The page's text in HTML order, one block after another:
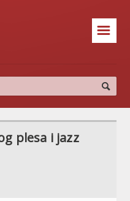
☰
plesa i jazz